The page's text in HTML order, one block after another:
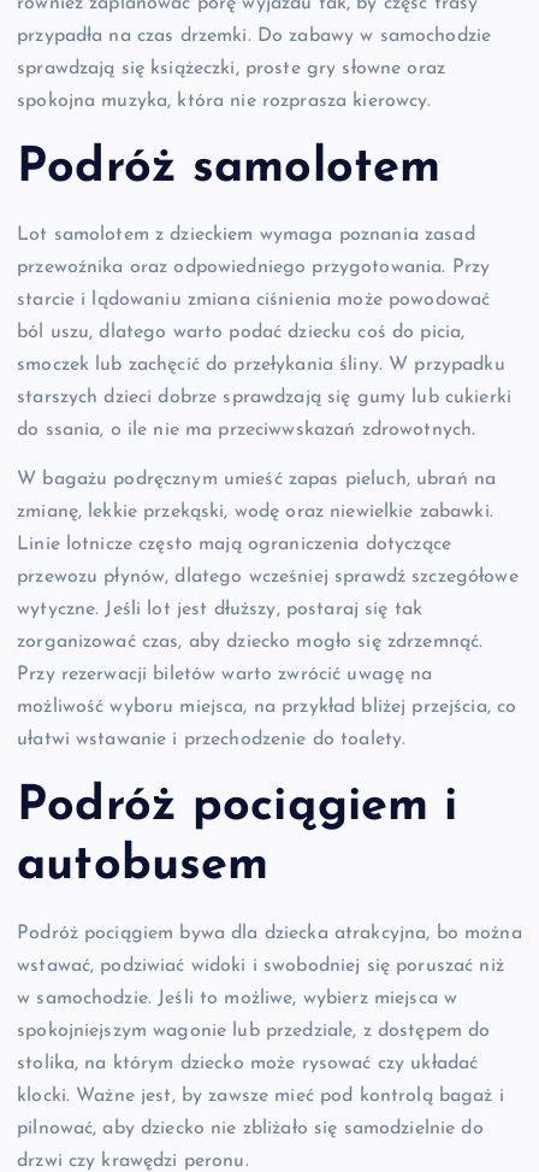
przypadła na czas drzemki. Do zabawy w samochodzie
sprawdzają się książeczki, proste gry słowne oraz
spokojna muzyka, która nie rozprasza kierowcy.
Podróż samolotem
Lot samolotem z dzieckiem wymaga poznania zasad
przewoźnika oraz odpowiedniego przygotowania. Przy
starcie i lądowaniu zmiana ciśnienia może powodować
ból uszu, dlatego warto podać dziecku coś do picia,
smoczek lub zachęcić do przełykania śliny. W przypadku
starszych dzieci dobrze sprawdzają się gumy lub cukierki
do ssania, o ile nie ma przeciwwskazań zdrowotnych.
W bagażu podręcznym umieść zapas pieluch, ubrań na
zmianę, lekkie przekąski, wodę oraz niewielkie zabawki.
Linie lotnicze często mają ograniczenia dotyczące
przewozu płynów, dlatego wcześniej sprawdź szczegółowe
wytyczne. Jeśli lot jest dłuższy, postaraj się tak
zorganizować czas, aby dziecko mogło się zdrzemnąć.
Przy rezerwacji biletów warto zwrócić uwagę na
możliwość wyboru miejsca, na przykład bliżej przejścia, co
ułatwi wstawanie i przechodzenie do toalety.
Podróż pociągiem i
autobusem
Podróż pociągiem bywa dla dziecka atrakcyjna, bo można
wstawać, podziwiać widoki i swobodniej się poruszać niż
w samochodzie. Jeśli to możliwe, wybierz miejsca w
spokojniejszym wagonie lub przedziale, z dostępem do
stolika, na którym dziecko może rysować czy układać
klocki. Ważne jest, by zawsze mieć pod kontrolą bagaż i
pilnować, aby dziecko nie zbliżało się samodzielnie do
drzwi czy krawędzi peronu.